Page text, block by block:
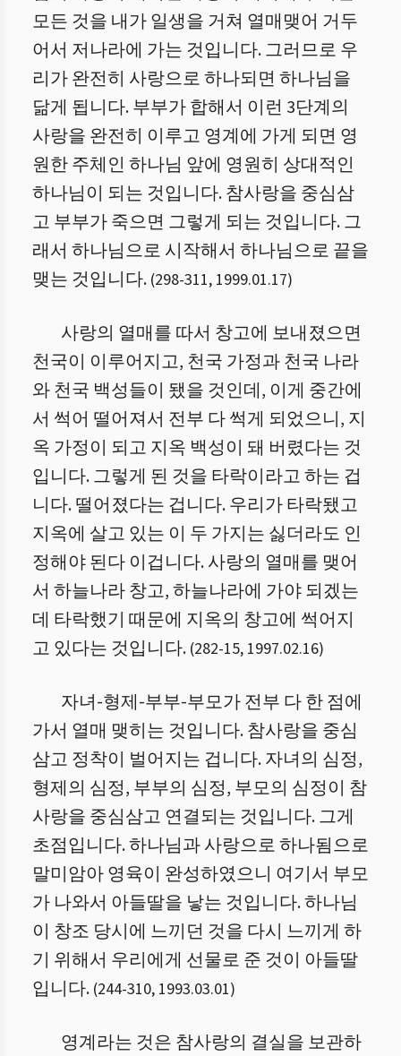
모든 것을 내가 일생을 거쳐 열매맺어 거두
어서 저나라에 가는 것입니다. 그러므로 우
리가 완전히 사랑으로 하나되면 하나님을
닮게 됩니다. 부부가 합해서 이런 3단계의
사랑을 완전히 이루고 영계에 가게 되면 영
원한 주체인 하나님 앞에 영원히 상대적인
하나님이 되는 것입니다. 참사랑을 중심삼
고 부부가 죽으면 그렇게 되는 것입니다. 그
래서 하나님으로 시작해서 하나님으로 끝을
맺는 것입니다. (298-311, 1999.01.17)
사랑의 열매를 따서 창고에 보내졌으면
천국이 이루어지고, 천국 가정과 천국 나라
와 천국 백성들이 됐을 것인데, 이게 중간에
서 썩어 떨어져서 전부 다 썩게 되었으니, 지
옥 가정이 되고 지옥 백성이 돼 버렸다는 것
입니다. 그렇게 된 것을 타락이라고 하는 겁
니다. 떨어졌다는 겁니다. 우리가 타락됐고
지옥에 살고 있는 이 두 가지는 싫더라도 인
정해야 된다 이겁니다. 사랑의 열매를 맺어
서 하늘나라 창고, 하늘나라에 가야 되겠는
데 타락했기 때문에 지옥의 창고에 썩어지
고 있다는 것입니다. (282-15, 1997.02.16)
자녀-형제-부부-부모가 전부 다 한 점에
가서 열매 맺히는 것입니다. 참사랑을 중심
삼고 정착이 벌어지는 겁니다. 자녀의 심정,
형제의 심정, 부부의 심정, 부모의 심정이 참
사랑을 중심삼고 연결되는 것입니다. 그게
초점입니다. 하나님과 사랑으로 하나됨으로
말미암아 영육이 완성하였으니 여기서 부모
가 나와서 아들딸을 낳는 것입니다. 하나님
이 창조 당시에 느끼던 것을 다시 느끼게 하
기 위해서 우리에게 선물로 준 것이 아들딸
입니다. (244-310, 1993.03.01)
영계라는 것은 참사랑의 결실을 보관하